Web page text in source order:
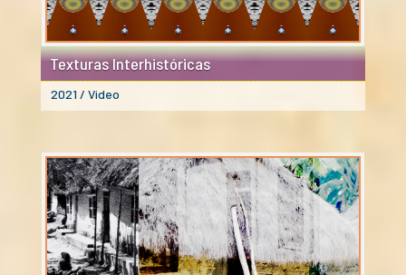
Texturas Interhistóricas
2021 / Video